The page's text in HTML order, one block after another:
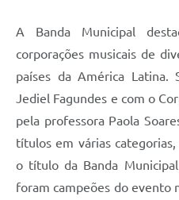
A Banda Municipal
corporações musicais de
países da América Latina.
Jediel Fagundes e com o
pela professora Paola
títulos em várias
o título da Banda
foram campeões do evento